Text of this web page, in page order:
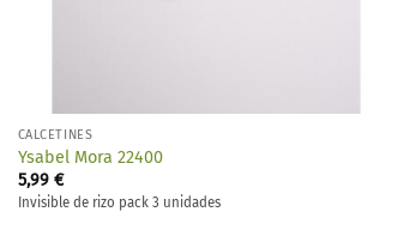
CALCETINES
Ysabel Mora 22400
5,99 €
Invisible de rizo pack 3 unidades